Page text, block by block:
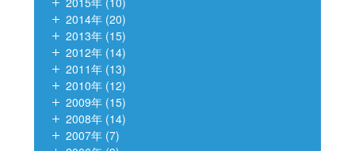
2014年 (20)
2013年 (15)
2012年 (14)
2011年 (13)
2010年 (12)
2009年 (15)
2008年 (14)
2007年 (7)